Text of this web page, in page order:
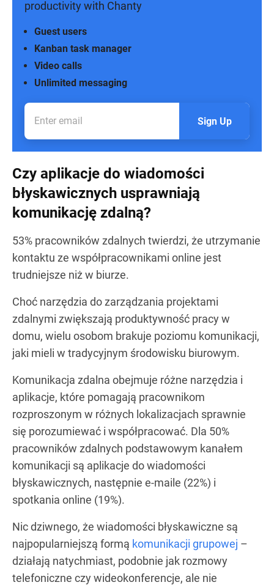
productivity with Chanty
Unlimited messaging
Video calls
Kanban task manager
Guest users
Sign Up
Czy aplikacje do wiadomości
błyskawicznych usprawniają
komunikację zdalną?
53% pracowników zdalnych twierdzi, że utrzymanie
kontaktu ze współpracownikami online jest
trudniejsze niż w biurze.
Choć narzędzia do zarządzania projektami
zdalnymi zwiększają produktywność pracy w
domu, wielu osobom brakuje poziomu komunikacji,
jaki mieli w tradycyjnym środowisku biurowym.
Komunikacja zdalna obejmuje różne narzędzia i
aplikacje, które pomagają pracownikom
rozproszonym w różnych lokalizacjach sprawnie
się porozumiewać i współpracować. Dla 50%
pracowników zdalnych podstawowym kanałem
komunikacji są aplikacje do wiadomości
błyskawicznych, następnie e-maile (22%) i
spotkania online (19%).
Nic dziwnego, że wiadomości błyskawiczne są
najpopularniejszą formą komunikacji grupowej –
działają natychmiast, podobnie jak rozmowy
telefoniczne czy wideokonferencje, ale nie